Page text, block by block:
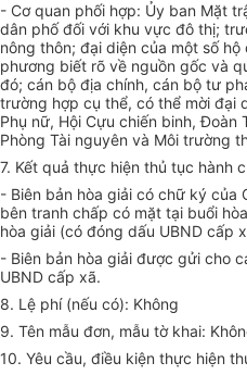
- Cơ quan phối hợp: Ủy ban Mặt
dân phố đối với khu vực đô thị;
nông thôn; đại diện của một số
phương biết rõ về nguồn gốc và
đó; cán bộ địa chính, cán bộ tư
trường hợp cụ thể, có thể mời đại
Phụ nữ, Hội Cựu chiến binh, Đoàn
Phòng Tài nguyên và Môi trường
7. Kết quả thực hiện thủ tục hành
- Biên bản hòa giải có chữ ký của
bên tranh chấp có mặt tại buổi
hòa giải (có đóng dấu UBND cấp
- Biên bản hòa giải được gửi cho
UBND cấp xã.
8. Lệ phí (nếu có): Không
9. Tên mẫu đơn, mẫu tờ khai:
10. Yêu cầu, điều kiện thực hiện